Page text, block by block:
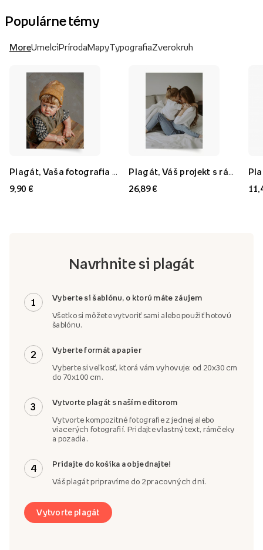
Populárne témy
MoreUmelciPrírodaMapyTypografiaZverokruh
9,90 €
26,89 €
Navrhnite si plagát
1 Vyberte si šablónu, o ktorú máte záujem
Všetko si môžete vytvoriť sami alebo použiť hotovú
šablónu.
2 Vyberte formát a papier
Vyberte si veľkosť, ktorá vám vyhovuje: od 20x30 cm
do 70x100 cm.
3 Vytvorte plagát s naším editorom
Vytvorte kompozitné fotografie z jednej alebo
viacerých fotografií. Pridajte vlastný text, rámčeky
a pozadia.
4 Pridajte do košíka a objednajte!
Váš plagát pripravíme do 2 pracovných dní.
Vytvorte plagát